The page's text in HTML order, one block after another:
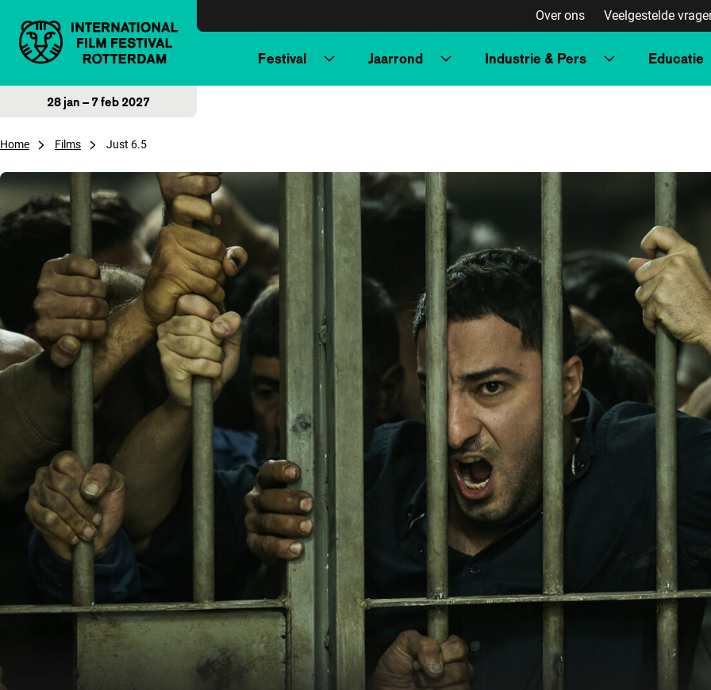
Over ons Veelgestelde
Festival Jaarrond Industrie & Pers Educatie
28 jan – 7 feb 2027
Home Films Just 6.5